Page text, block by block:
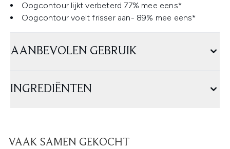
Oogcontour lijkt verbeterd 77% mee eens*
Oogcontour voelt frisser aan- 89% mee eens*
AANBEVOLEN GEBRUIK
INGREDIËNTEN
VAAK SAMEN GEKOCHT